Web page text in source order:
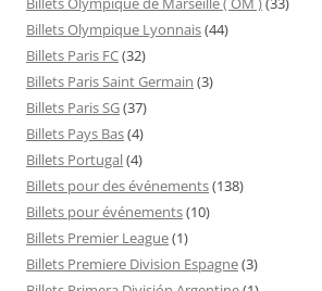
Billets Olympique Lyonnais(44)
Billets Paris FC(32)
Billets Paris Saint Germain (3)
Billets Paris SG(37)
Billets Pays Bas(4)
Billets Portugal(4)
Billets pour des événements(138)
Billets pour événements(10)
Billets Premier League(1)
Billets Premiere Division Espagne(3)